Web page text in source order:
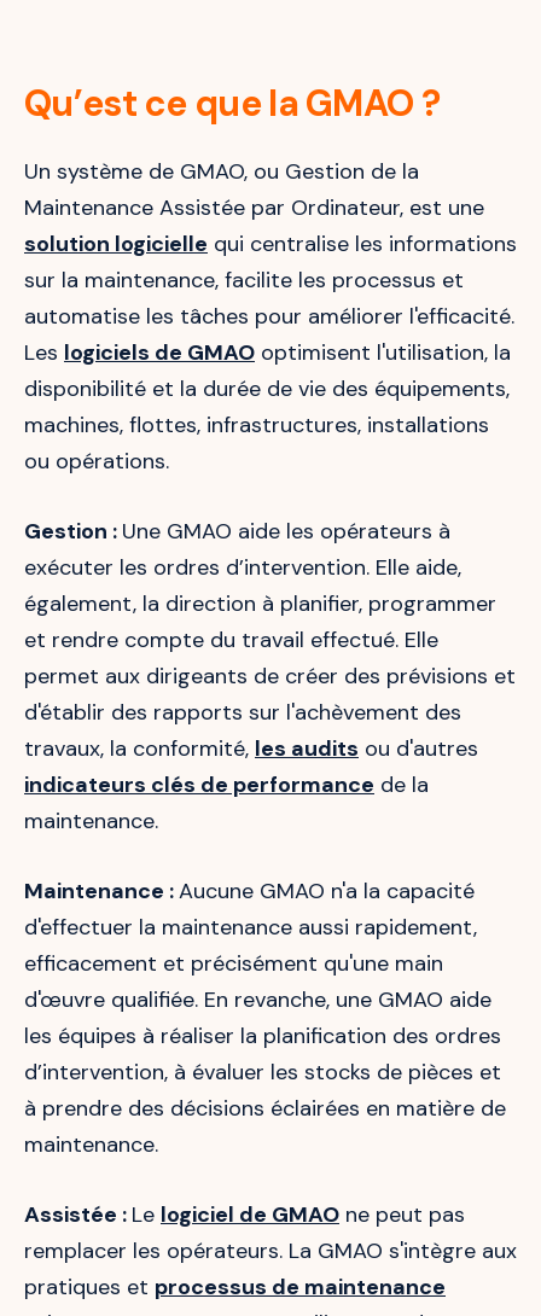
Qu’est ce que la GMAO ?
Un système de GMAO, ou Gestion de la
Maintenance Assistée par Ordinateur, est une
solution logicielle qui centralise les informations
sur la maintenance, facilite les processus et
automatise les tâches pour améliorer l'efficacité.
Les logiciels de GMAO optimisent l'utilisation, la
disponibilité et la durée de vie des équipements,
machines, flottes, infrastructures, installations
ou opérations.
Gestion : Une GMAO aide les opérateurs à
exécuter les ordres d’intervention. Elle aide,
également, la direction à planifier, programmer
et rendre compte du travail effectué. Elle
permet aux dirigeants de créer des prévisions et
d'établir des rapports sur l'achèvement des
travaux, la conformité, les audits ou d'autres
indicateurs clés de performance de la
maintenance.
Maintenance :Aucune GMAO n'a la capacité
d'effectuer la maintenance aussi rapidement,
efficacement et précisément qu'une main
d'œuvre qualifiée. En revanche, une GMAO aide
les équipes à réaliser la planification des ordres
d’intervention, à évaluer les stocks de pièces et
à prendre des décisions éclairées en matière de
maintenance.
Assistée : Le logiciel de GMAO ne peut pas
remplacer les opérateurs. La GMAO s'intègre aux
pratiques et processus de maintenance